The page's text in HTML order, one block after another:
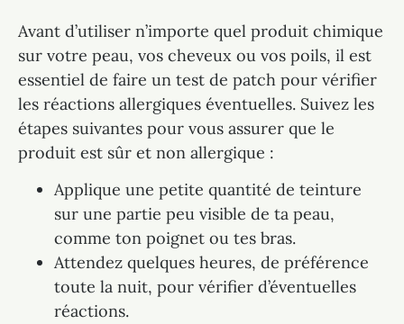
Avant d’utiliser n’importe quel produit chimique
sur votre peau, vos cheveux ou vos poils, il est
essentiel de faire un test de patch pour vérifier
les réactions allergiques éventuelles. Suivez les
étapes suivantes pour vous assurer que le
produit est sûr et non allergique :
Applique une petite quantité de teinture
sur une partie peu visible de ta peau,
comme ton poignet ou tes bras.
Attendez quelques heures, de préférence
toute la nuit, pour vérifier d’éventuelles
réactions.